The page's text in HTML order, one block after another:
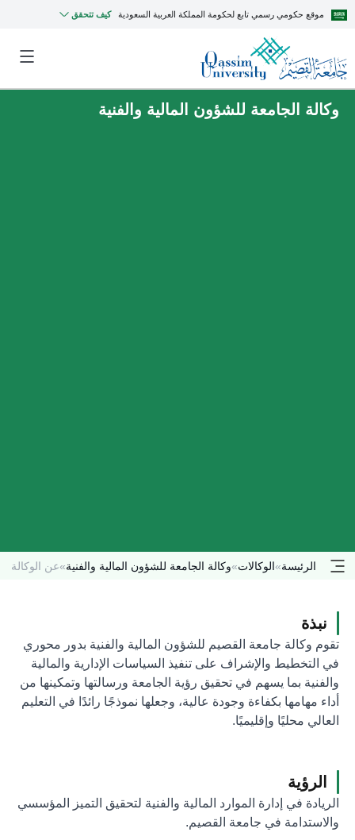
موقع حكومي رسمي تابع لحكومة المملكة العربية السعودية كيف تتحقق
وكالة الجامعة للشؤون المالية والفنية
الرئيسة»الوكالات»وكالة الجامعة للشؤون المالية والفنية»عن الوكالة
نبذة
تقوم وكالة جامعة القصيم للشؤون المالية والفنية بدور محوري
في التخطيط والإشراف على تنفيذ السياسات الإدارية والمالية
والفنية بما يسهم في تحقيق رؤية الجامعة ورسالتها وتمكينها من
أداء مهامها بكفاءة وجودة عالية، وجعلها نموذجًا رائدًا في التعليم
العالي محليًا وإقليميًا.
الرؤية
الريادة في إدارة الموارد المالية والفنية لتحقيق التميز المؤسسي
والاستدامة في جامعة القصيم.